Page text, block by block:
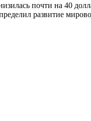
почти на 40
развитие